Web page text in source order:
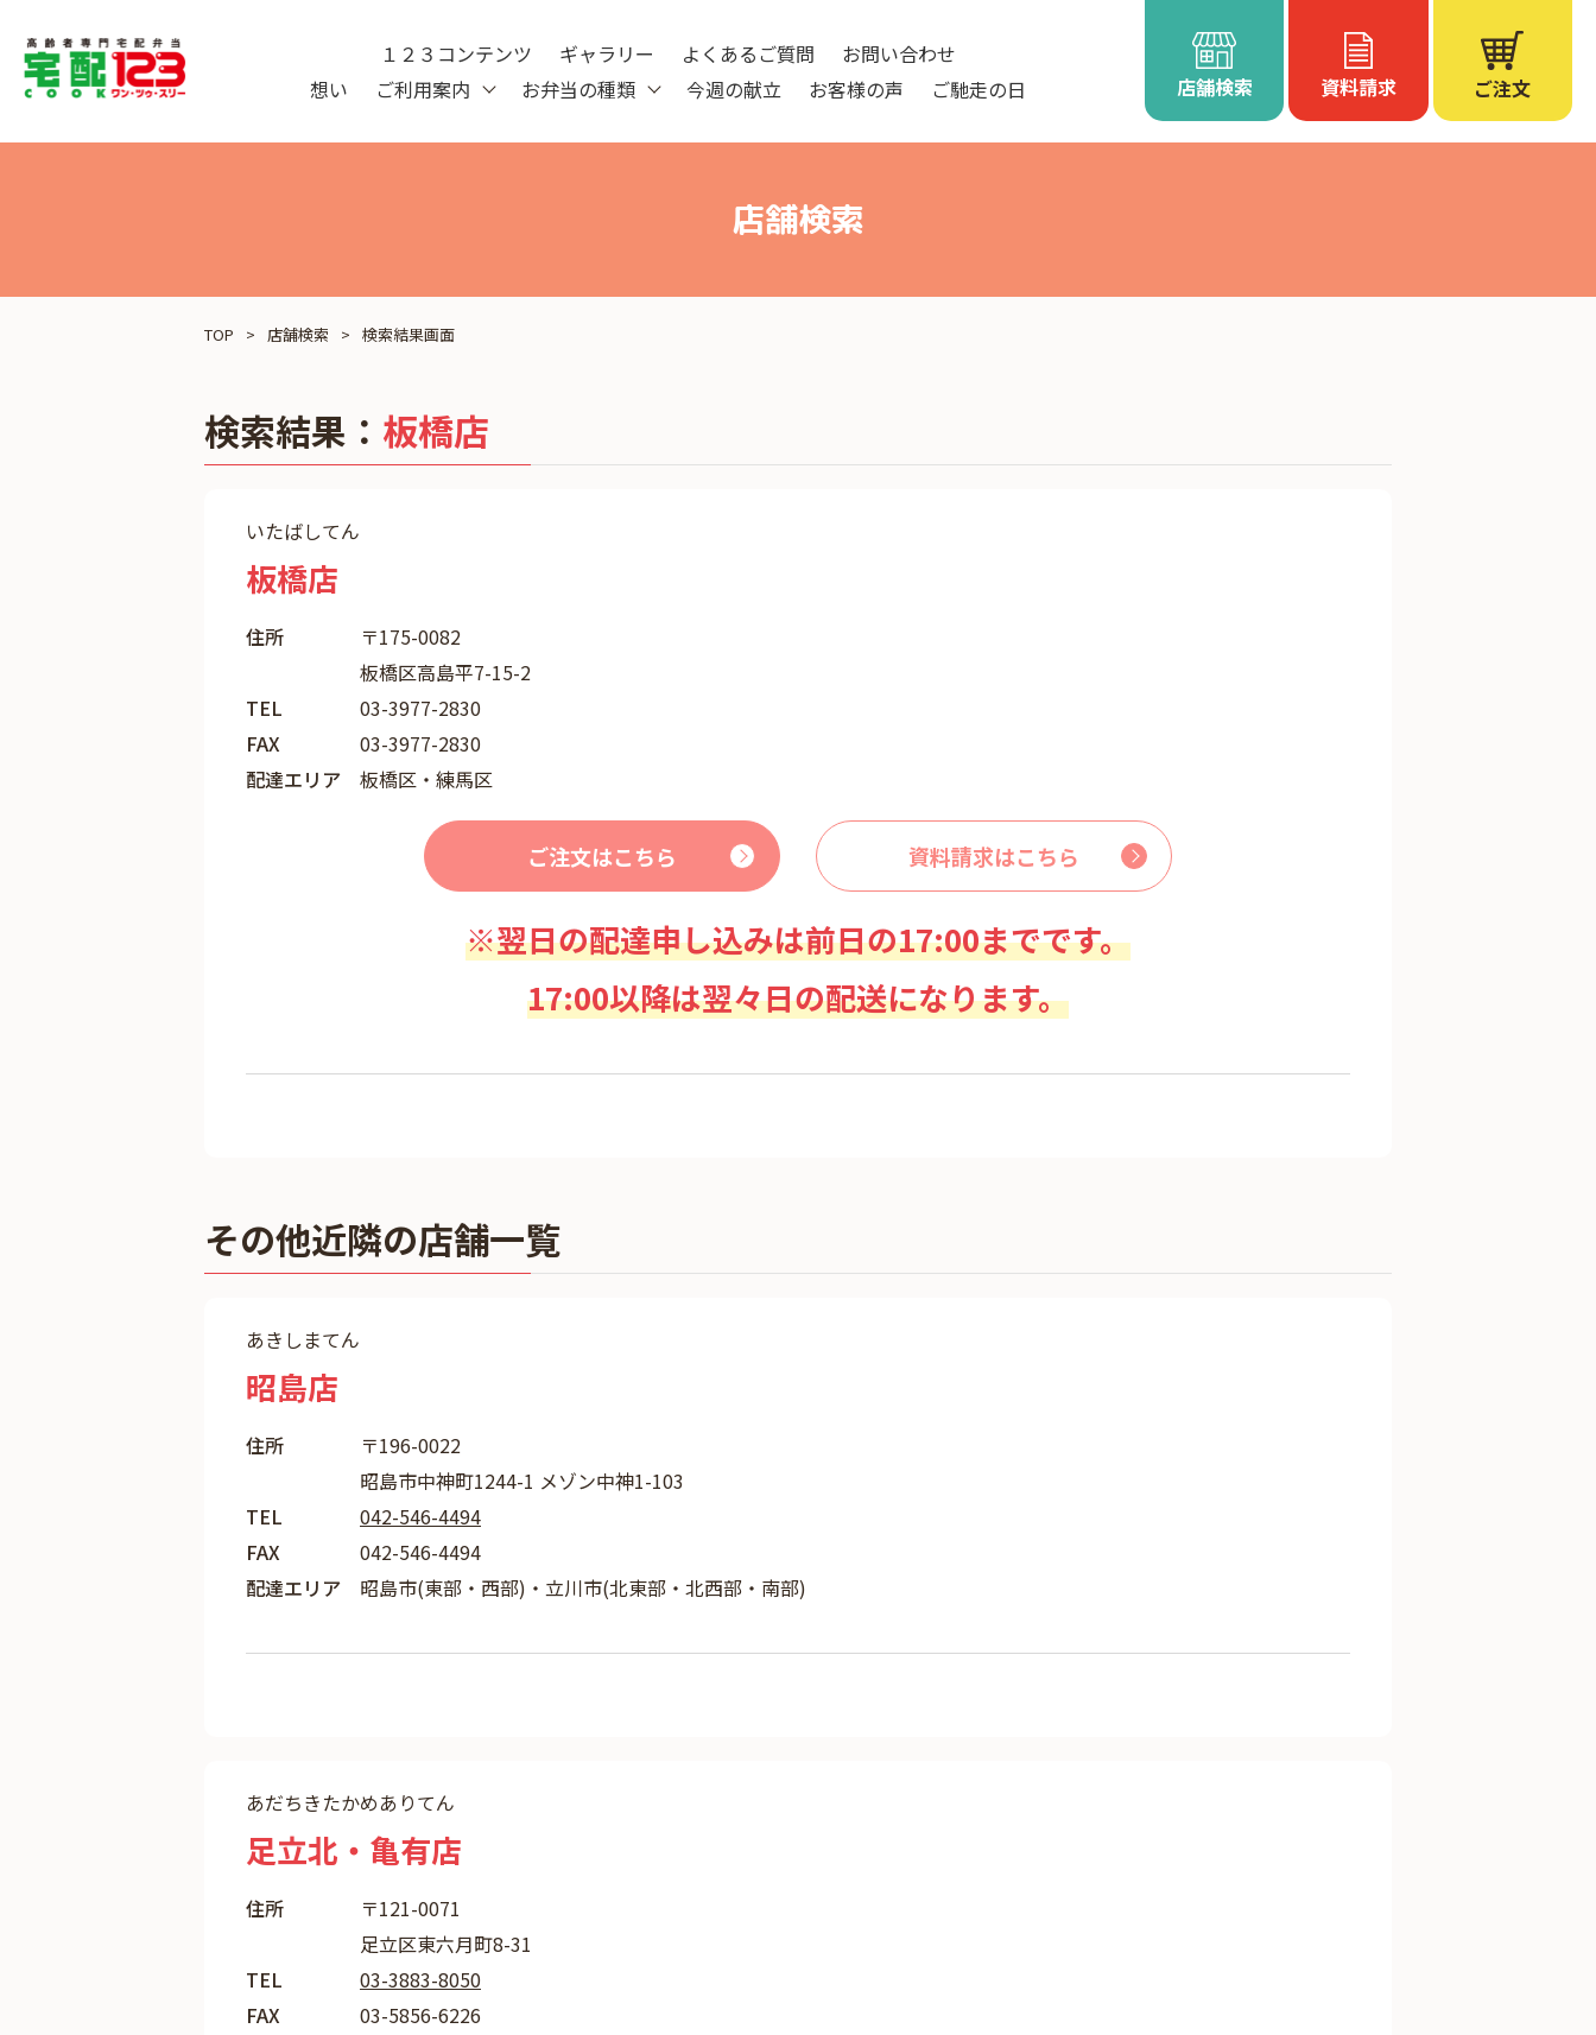
想い ご利用案内 お弁当の種類 今週の献立 お客様の声 ご馳走の日
１２３コンテンツ ギャラリー よくあるご質問
お問い合わせ
店舗検索
資料請求 ご注文
店舗検索
TOP 店舗検索 検索結果画面
検索結果： 板橋店
いたばしてん
板橋店
住所
〒175-0082
板橋区高島平7-15-2
TEL
03-3977-2830
FAX
03-3977-2830
配達エリア
板橋区・練馬区
ご注文はこちら 資料請求はこちら
※翌日の配達申し込みは前日の17:00までです。
17:00以降は翌々日の配送になります。
その他近隣の店舗一覧
あきしまてん
昭島店
住所
〒196-0022
昭島市中神町1244-1 メゾン中神1-103
TEL
042-546-4494
FAX
042-546-4494
配達エリア
昭島市(東部・西部)・立川市(北東部・北西部・南部)
あだちきたかめありてん
足立北・亀有店
住所
〒121-0071
足立区東六月町8-31
TEL
03-3883-8050
FAX
03-5856-6226